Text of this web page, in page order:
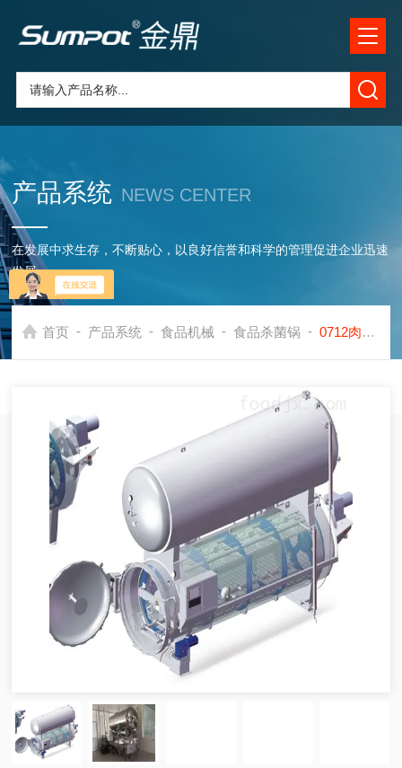
产品系统 NEWS CENTER
在发展中求生存，不断贴心，以良好信誉和科学的管理促进企业迅速
发展
首页 - 产品系统 - 食品机械 - 食品杀菌锅 - 0712肉制品食品杀菌锅